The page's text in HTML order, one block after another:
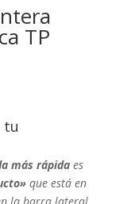
TP
tu
más rápida es
que está en